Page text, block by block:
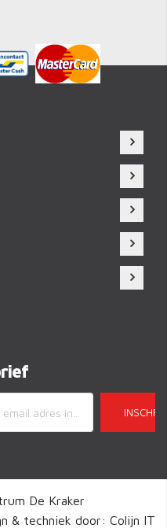
De Kraker
& techniek door: Colijn IT